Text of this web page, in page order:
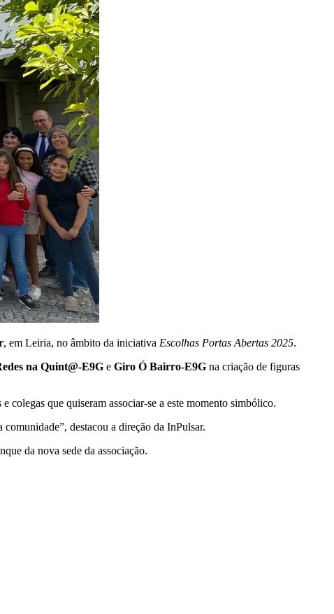
, em Leiria, no âmbito da iniciativa Escolhas Portas Abertas 2025.
na Quint@-E9G e Giro Ó Bairro-E9G na criação de figuras
colegas que quiseram associar-se a este momento simbólico.
destacou a direção da InPulsar.
da nova sede da associação.